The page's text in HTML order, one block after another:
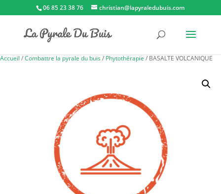
06 85 23 38 76 christian@lapyraledubuis.com
Accueil /Combattre la pyrale du buis/ Phytothérapie / BASALTE VOLCANIQUE